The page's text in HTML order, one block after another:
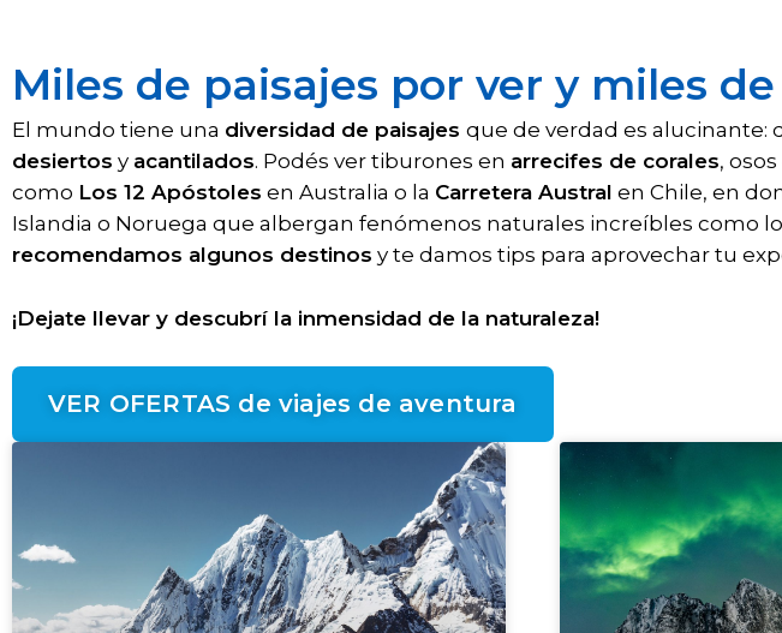
Miles de paisajes por ver y miles
El mundo tiene una diversidad de paisajes que de verdad es alucinante:
desiertos y acantilados. Podés ver tiburones en arrecifes de corales, osos
como Los 12 Apóstoles en Australia o la Carretera Austral en Chile, en
Islandia o Noruega que albergan fenómenos naturales increíbles como
recomendamos algunos destinos y te damos tips para aprovechar tu
¡Dejate llevar y descubrí la inmensidad de la naturaleza!
VER OFERTAS de viajes de aventura